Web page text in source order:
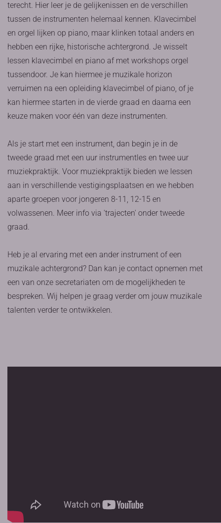
terecht. Hier leer je de gelijkenissen en de verschillen
tussen de instrumenten helemaal kennen. Klavecimbel
en orgel lijken op piano, maar klinken totaal anders en
hebben een rijke, historische achtergrond. Je wisselt
lessen klavecimbel en piano af met workshops orgel
tussendoor. Je kan hiermee je muzikale horizon
verruimen na een opleiding klavecimbel of piano, of je
kan hiermee starten in de vierde graad en daarna een
keuze maken voor één van deze instrumenten.
Als je start met een instrument, dan begin je in de
tweede graad met een uur instrumentles en twee uur
muziekpraktijk. Voor muziekpraktijk bieden we lessen
aan in verschillende vestigingsplaatsen en we hebben
aparte groepen voor jongeren 8-11, 12-15 en
volwassenen. Meer info via 'trajecten' onder tweede
graad.
Heb je al ervaring met een ander instrument of een
muzikale achtergrond? Dan kan je contact opnemen met
een van onze secretariaten om de mogelijkheden te
bespreken. Wij helpen je graag verder om jouw muzikale
talenten verder te ontwikkelen.